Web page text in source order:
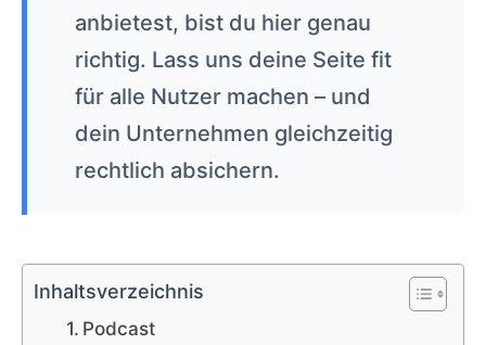
anbietest, bist du hier genau
richtig. Lass uns deine Seite fit
für alle Nutzer machen – und
dein Unternehmen gleichzeitig
rechtlich absichern.
Inhaltsverzeichnis
Podcast